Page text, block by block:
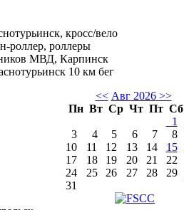
кросс/вело
роллер, роллеры
МВД, Карпинск
10 км бег
<< Авг 2026>>
Пн Вт Ср Чт Пт Сб
1
3
4 5 6 7 8
10
11 12 13 14 15
17
18 19 20 21 22
24
25 26 27 28 29
31